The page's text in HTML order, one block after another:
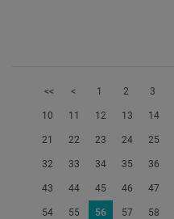
<< < 1 2 3
10 11 12 13 14
21 22 23 24 25
32 33 34 35 36
43 44 45 46 47
54 55 56 57 58